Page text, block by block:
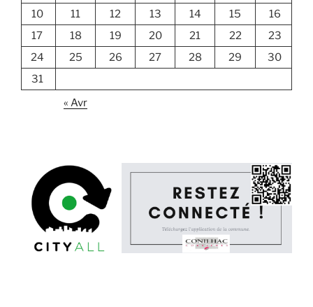
10
11 12 13 14 15
16
17
18 19 20 21 22
23
24
25 26 27 28 29
30
31
« Avr